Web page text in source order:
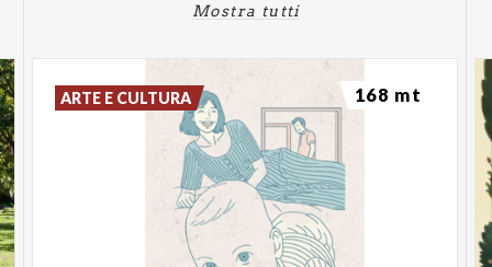
Mostra tutti
ARTE E CULTURA 168 mt